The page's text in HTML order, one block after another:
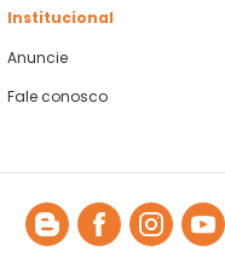
Institucional
Anuncie
Fale conosco